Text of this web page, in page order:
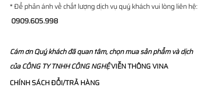
* Để phản ánh về chất lượng dịch vụ quý khách vui lòng liên hệ:
0909.605.998
Cám ơn Quý khách đã quan tâm, chọn mua sản phẩm và dịch
củaCÔNG TY TNHH CÔNG NGHỆVIỄN THÔNGVINA
CHÍNH SÁCH ĐỔI/TRẢ HÀNG